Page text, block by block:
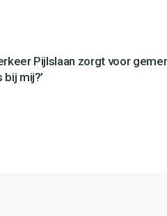
Pijlslaan zorgt voor
mij?’